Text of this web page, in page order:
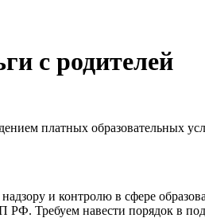
с родителей
платных образовательных
и контролю в сфере
РФ. Требуем навести порядок в